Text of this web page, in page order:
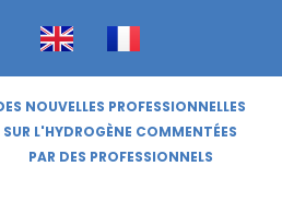
NOUVELLES PROFESSIONNELLES
SUR L'HYDROGÈNE COMMENTÉES
PAR DES PROFESSIONNELS